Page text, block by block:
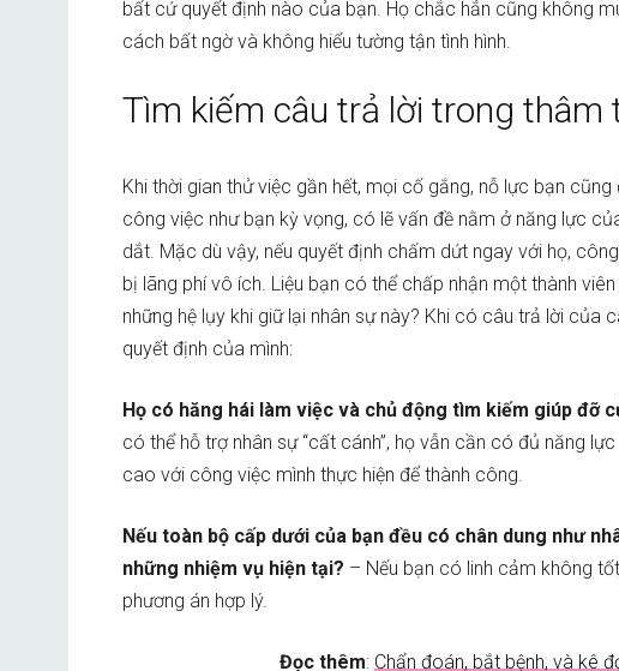
bất cứ quyết định nào của bạn. Họ chắc hẳn cũng không
cách bất ngờ và không hiểu tường tận tình hình.
Tìm kiếm câu trả lời trong thâm
Khi thời gian thử việc gần hết, mọi cố gắng, nỗ lực bạn
công việc như bạn kỳ vọng, có lẽ vấn đề nằm ở năng lực
dắt. Mặc dù vậy, nếu quyết định chấm dứt ngay với họ,
bị lãng phí vô ích. Liệu bạn có thể chấp nhận một thành
những hệ lụy khi giữ lại nhân sự này? Khi có câu trả lời của
quyết định của mình:
Họ có hăng hái làm việc và chủ động tìm kiếm giúp đỡ
có thể hỗ trợ nhân sự “cất cánh”, họ vẫn cần có đủ năng
cao với công việc mình thực hiện để thành công.
Nếu toàn bộ cấp dưới của bạn đều có chân dung như
những nhiệm vụ hiện tại? – Nếu bạn có linh cảm không
phương án hợp lý.
Đọc thêm: Chẩn đoán, bắt bệnh, và kê